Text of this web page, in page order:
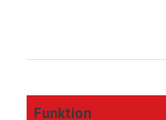
Funktion